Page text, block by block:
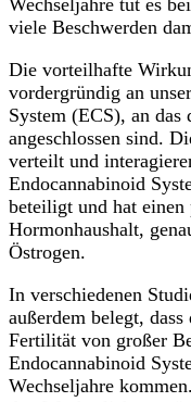
Wechseljahre tut es
viele Beschwerden
Die vorteilhafte
vordergründig an
System (ECS), an
angeschlossen sind.
verteilt und
Endocannabinoid
beteiligt und hat
Hormonhaushalt,
Östrogen.
In verschiedenen
außerdem belegt,
Fertilität von großer
Endocannabinoid
Wechseljahre